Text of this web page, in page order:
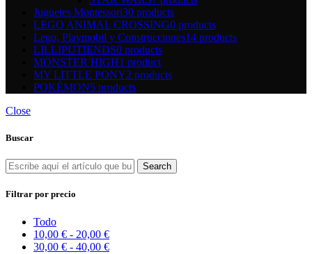
Juguetes Montessori30 products
LEGO ANIMAL CROSSING0 products
Lego, Playmobil y Construcciones14 products
LILLIPUTIENDS0 products
MONSTER HIGH1 product
MY LITTLE PONY2 products
POKÉMON5 products
Close
Buscar
Search
Filtrar por precio
Todo
10,00 € - 20,00 €
30,00 € - 40,00 €